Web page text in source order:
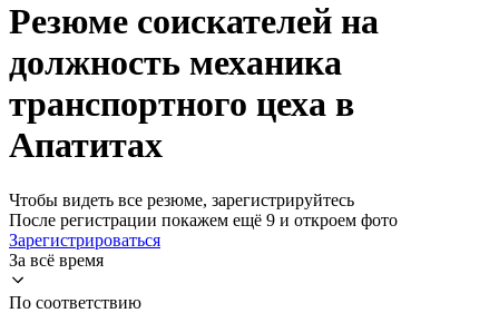
Резюме соискателей на
должность механика
транспортного цеха в
Апатитах
Чтобы видеть все резюме, зарегистрируйтесь
После регистрации покажем ещё 9 и откроем фото
Зарегистрироваться
За всё время
По соответствию